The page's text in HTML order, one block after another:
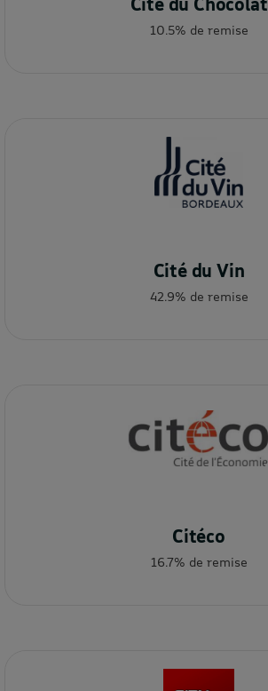
10.5% de remise
Cité du Vin
42.9% de remise
Citéco
16.7% de remise